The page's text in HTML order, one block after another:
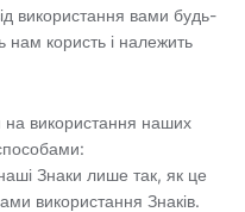
використання вами будь-
нам користь і належить
використання наших
Знаки лише так, як це
використання Знаків.